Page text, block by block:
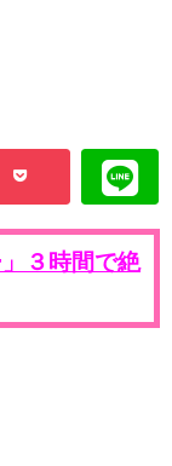
３時間で絶